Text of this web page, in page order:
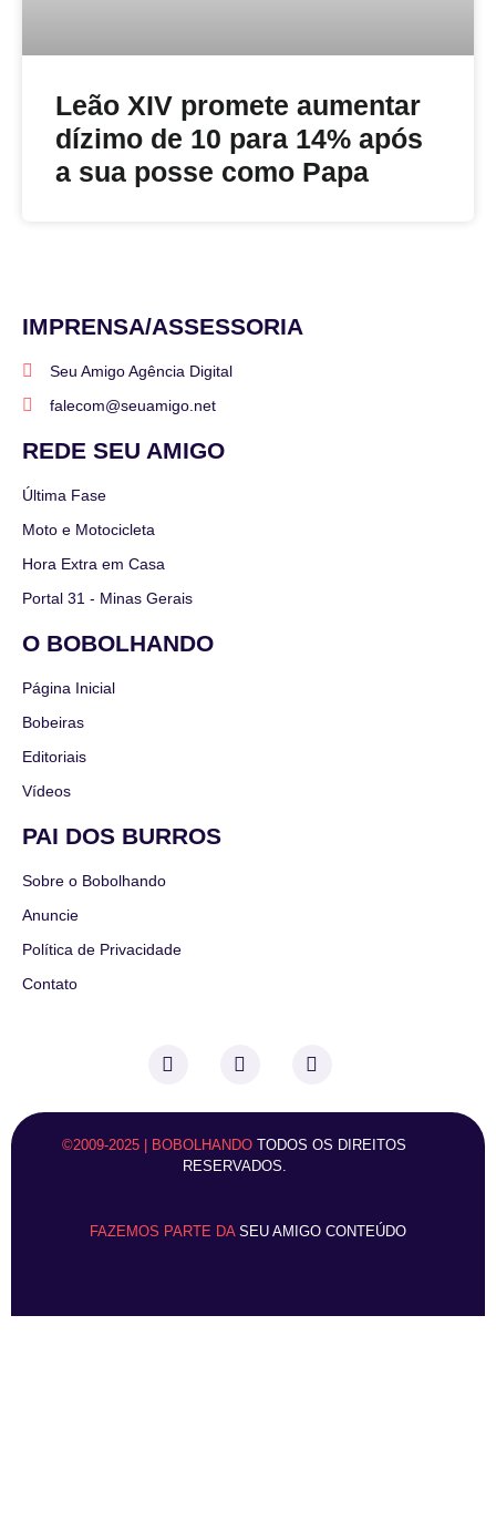
Leão XIV promete aumentar
dízimo de 10 para 14% após
a sua posse como Papa
IMPRENSA/ASSESSORIA
Seu Amigo Agência Digital
falecom@seuamigo.net
REDE SEU AMIGO
Última Fase
Moto e Motocicleta
Hora Extra em Casa
Portal 31 - Minas Gerais
O BOBOLHANDO
Página Inicial
Bobeiras
Editoriais
Vídeos
PAI DOS BURROS
Sobre o Bobolhando
Anuncie
Política de Privacidade
Contato
©2009-2025 | BOBOLHANDO TODOS OS DIREITOS
RESERVADOS.
FAZEMOS PARTE DA SEU AMIGO CONTEÚDO